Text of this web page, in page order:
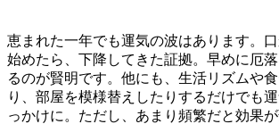
恵まれた一年でも運気の波はあります。
始めたら、下降してきた証拠。早めに厄
るのが賢明です。他にも、生活リズムや
り、部屋を模様替えしたりするだけでも
っかけに。ただし、あまり頻繁だと効果